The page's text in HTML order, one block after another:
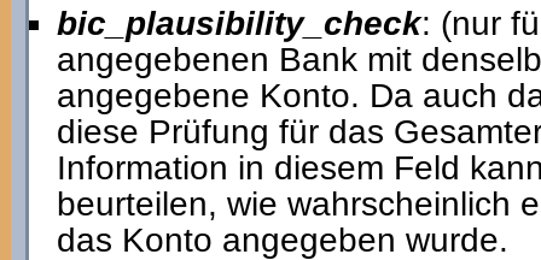
bic_plausibility_check: (nur
angegebenen Bank mit
angegebene Konto. Da auch
diese Prüfung für das
Information in diesem Feld
beurteilen, wie wahrscheinlich
das Konto angegeben wurde.